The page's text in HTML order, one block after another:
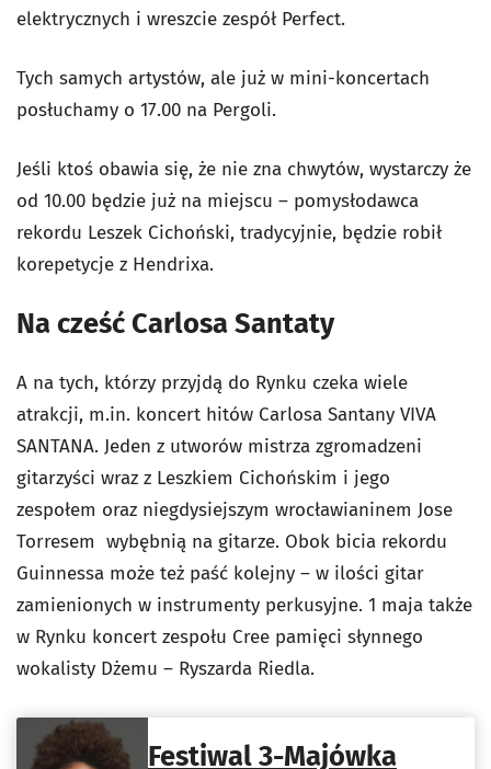
elektrycznych i wreszcie zespół Perfect.
Tych samych artystów, ale już w mini-koncertach
posłuchamy o 17.00 na Pergoli.
Jeśli ktoś obawia się, że nie zna chwytów, wystarczy że
od 10.00 będzie już na miejscu – pomysłodawca
rekordu Leszek Cichoński, tradycyjnie, będzie robił
korepetycje z Hendrixa.
Na cześć Carlosa Santaty
A na tych, którzy przyjdą do Rynku czeka wiele
atrakcji, m.in. koncert hitów Carlosa Santany VIVA
SANTANA. Jeden z utworów mistrza zgromadzeni
gitarzyści wraz z Leszkiem Cichońskim i jego
zespołem oraz niegdysiejszym wrocławianinem Jose
Torresem wybębnią na gitarze. Obok bicia rekordu
Guinnessa może też paść kolejny – w ilości gitar
zamienionych w instrumenty perkusyjne. 1 maja także
w Rynku koncert zespołu Cree pamięci słynnego
wokalisty Dżemu – Ryszarda Riedla.
Festiwal 3-Majówka